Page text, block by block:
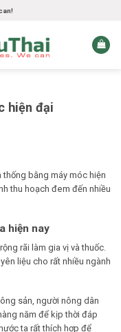
hiện đại
thống bằng máy móc hiện
thu hoạch đem đến nhiều
hiện nay
rãi làm gia vị và thuốc.
liệu cho rất nhiều ngành
sản, người nông dân
năm để kịp thời đáp
ta rất thích hợp để